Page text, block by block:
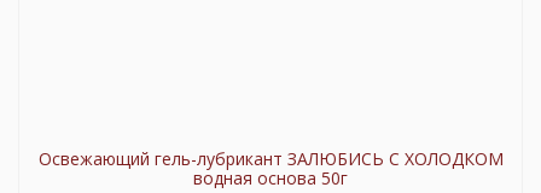
Освежающий гель-лубрикант ЗАЛЮБИСЬ С ХОЛОДКОМ
водная основа 50г